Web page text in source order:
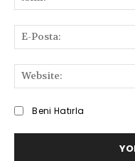
Deneyimlerinizi
Beni Hatırla